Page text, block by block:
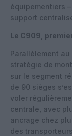
équipementiers
support
Le C909,
Parallèlement
stratégie de
sur le segment
de 90 sièges
voler
centrale, avec
ancrage chez
des